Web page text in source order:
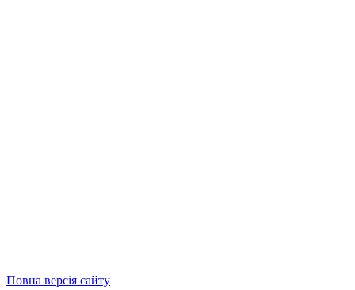
Повна версія сайту